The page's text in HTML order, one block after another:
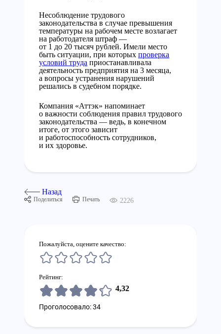
Несоблюдение трудового
законодательства в случае превышения
температуры на рабочем месте возлагает
на работодателя штраф —
от 1 до 20 тысяч рублей. Имели место
быть ситуации, при которых проверка
условий труда приостанавливала
деятельность предприятия на 3 месяца,
а вопросы устранения нарушений
решались в судебном порядке.
Компания «Аттэк» напоминает
о важности соблюдения правил трудового
законодательства — ведь, в конечном
итоге, от этого зависит
и работоспособность сотрудников,
и их здоровье.
Назад
Поделиться Печать 2226
Пожалуйста, оцените качество:
Рейтинг:
4,32
Проголосовало: 34